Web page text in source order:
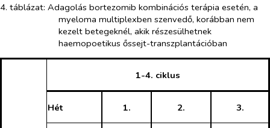
4. táblázat: Adagolás bortezomib kombinációs terápia esetén, a
myeloma multiplexben szenvedő, korábban nem
kezelt betegeknél, akik részesülhetnek
haemopoetikus őssejt-transzplantációban
1-4. ciklus
Hét 1. 2. 3.